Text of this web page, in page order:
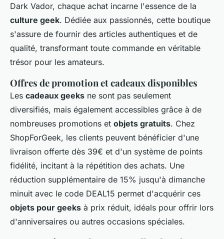
Dark Vador, chaque achat incarne l'essence de la
culture geek. Dédiée aux passionnés, cette boutique
s'assure de fournir des articles authentiques et de
qualité, transformant toute commande en véritable
trésor pour les amateurs.
Offres de promotion et cadeaux disponibles
Les cadeaux geeks ne sont pas seulement
diversifiés, mais également accessibles grâce à de
nombreuses promotions et objets gratuits. Chez
ShopForGeek, les clients peuvent bénéficier d'une
livraison offerte dès 39€ et d'un système de points
fidélité, incitant à la répétition des achats. Une
réduction supplémentaire de 15% jusqu'à dimanche
minuit avec le code DEAL15 permet d'acquérir ces
objets pour geeks à prix réduit, idéals pour offrir lors
d'anniversaires ou autres occasions spéciales.